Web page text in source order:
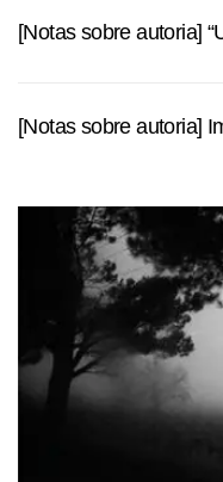
[Notas sobre autoria]
[Notas sobre autoria]